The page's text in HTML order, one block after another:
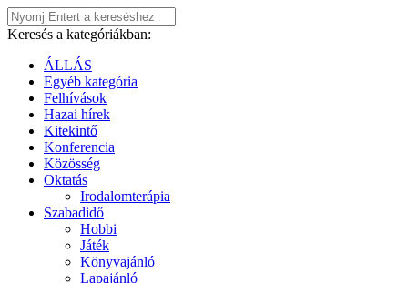
Keresés a kategóriákban:
ÁLLÁS
Egyéb kategória
Felhívások
Hazai hírek
Kitekintő
Konferencia
Közösség
Oktatás
Irodalomterápia
Szabadidő
Hobbi
Játék
Könyvajánló
Lapajánló